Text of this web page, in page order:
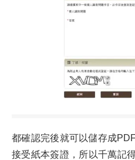
都確認完後就可以儲存成
接受紙本簽證，所以千萬記